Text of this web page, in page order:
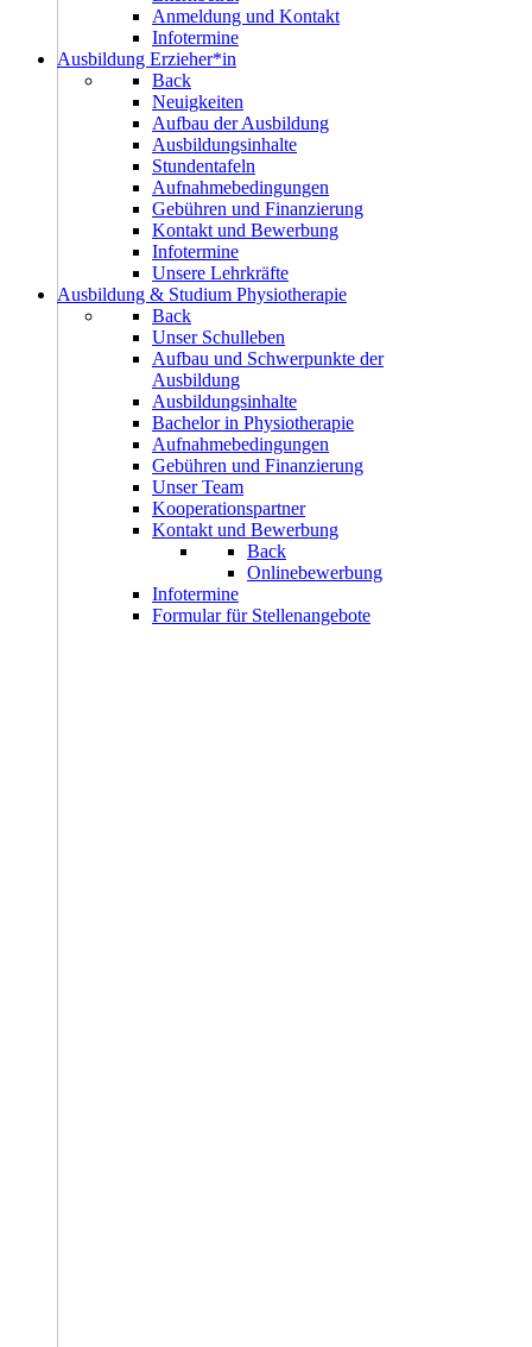
Anmeldung und Kontakt
Infotermine
Ausbildung Erzieher*in
Back
Neuigkeiten
Aufbau der Ausbildung
Ausbildungsinhalte
Stundentafeln
Aufnahmebedingungen
Gebühren und Finanzierung
Kontakt und Bewerbung
Infotermine
Unsere Lehrkräfte
Ausbildung & Studium Physiotherapie
Back
Unser Schulleben
Aufbau und Schwerpunkte der
Ausbildung
Ausbildungsinhalte
Bachelor in Physiotherapie
Aufnahmebedingungen
Gebühren und Finanzierung
Unser Team
Kooperationspartner
Kontakt und Bewerbung
Back
Onlinebewerbung
Infotermine
Formular für Stellenangebote